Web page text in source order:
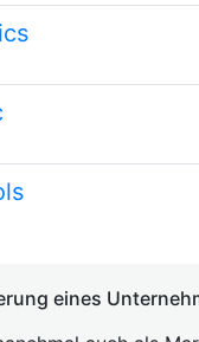
eines